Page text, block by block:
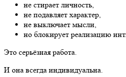
не стирает личность,
не подавляет характер,
не выключает мысли,
но блокирует реализацию
Это серьёзная работа.
И она всегда индивидуальна.